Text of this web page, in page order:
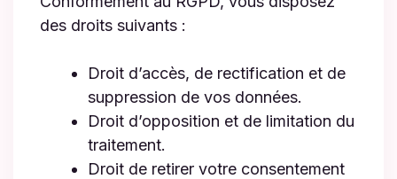
des droits suivants :
Droit d’accès, de rectification et de
suppression de vos données.
Droit d’opposition et de limitation du
traitement.
Droit de retirer votre consentement